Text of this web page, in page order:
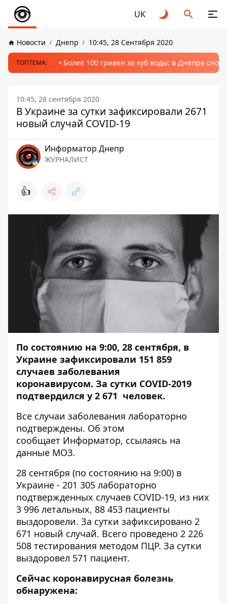
UK
Новости Днепр 10:45, 28 Сентября 2020
ТОПТЕМА: Более 100 гривен за куб воды: в Днепре
10:45, 28 сентября 2020
В Украине за сутки зафиксировали 2671
новый случай COVID-19
Информатор Днепр
ЖУРНАЛИСТ
👍
По состоянию на 9:00, 28 сентября, в
Украине зафиксировали 151 859
случаев заболевания
коронавирусом. За сутки COVID-2019
подтвердился у 2 671 человек.
Все случаи заболевания лабораторно
подтверждены. Об этом
сообщает Информатор, ссылаясь на
данные МОЗ.
28 сентября (по состоянию на 9:00) в
Украине - 201 305 лабораторно
подтвержденных случаев COVID-19, из них
3 996 летальных, 88 453 пациенты
выздоровели. За сутки зафиксировано 2
671 новый случай. Всего проведено 2 226
508 тестирования методом ПЦР. За сутки
выздоровел 571 пациент.
Сейчас коронавирусная болезнь
обнаружена: